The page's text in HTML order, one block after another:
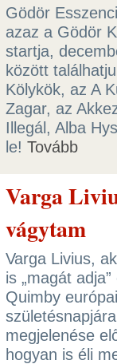
Gödör
azaz a Gödör
startja,
között
Kölykök, az A
Zagar, az
Illegál, Alba
le! Tovább
Varga
vágytam
Varga Livius,
is „magát
Quimby
megjelenése
hogyan is éli